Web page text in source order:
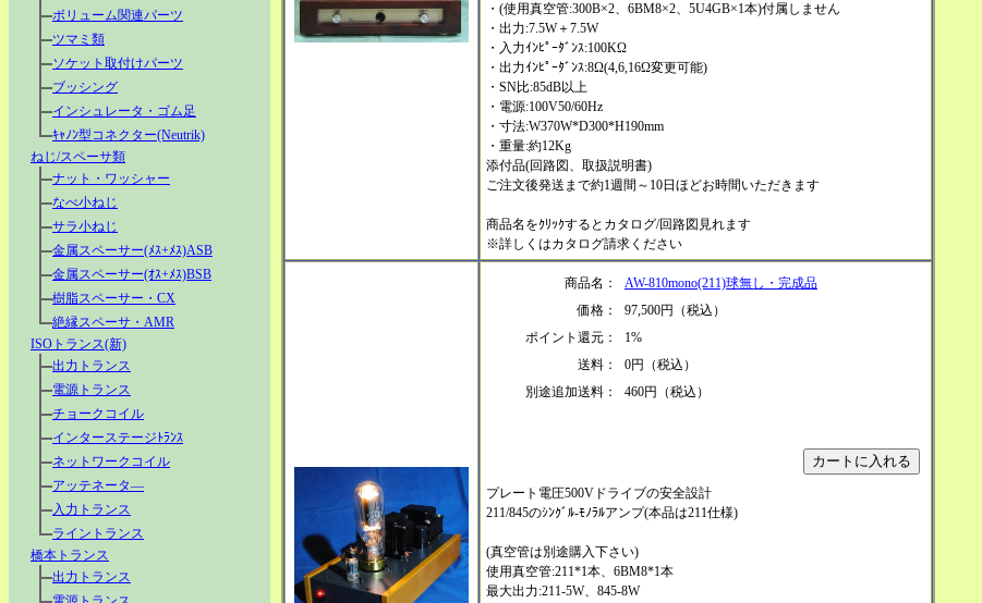
ボリューム関連パーツ
ツマミ類
ソケット取付けパーツ
ブッシング
インシュレータ・ゴム足
ｷｬﾉﾝ型コネクター(Neutrik)
ねじ/スペーサ類
ナット・ワッシャー
なべ小ねじ
サラ小ねじ
金属スペーサー(ﾒｽ+ﾒｽ)ASB
金属スペーサー(ｵｽ+ﾒｽ)BSB
樹脂スペーサー・CX
絶縁スペーサ・AMR
ISOトランス(新)
出力トランス
電源トランス
チョークコイル
インターステージﾄﾗﾝｽ
ネットワークコイル
アッテネータ―
入力トランス
ライントランス
橋本トランス
出力トランス
・(使用真空管:300B×2、6BM8×2、5U4GB×1本)付属しません
・出力:7.5W＋7.5W
・入力ｲﾝﾋﾟｰﾀﾞﾝｽ:100KΩ
・出力ｲﾝﾋﾟｰﾀﾞﾝｽ:8Ω(4,6,16Ω変更可能)
・SN比:85dB以上
・電源:100V50/60Hz
・寸法:W370W*D300*H190mm
・重量:約12Kg
添付品(回路図、取扱説明書)
ご注文後発送まで約1週間～10日ほどお時間いただきます
商品名をｸﾘｯｸするとカタログ/回路図見れます
※詳しくはカタログ請求ください
商品名：
AW-810mono(211)球無し・完成品
価格：
97,500円（税込）
ポイント還元：
1%
送料：
0円（税込）
別途追加送料：
460円（税込）
プレート電圧500Vドライブの安全設計
211/845のｼﾝｸﾞﾙ-ﾓﾉﾗﾙアンプ(本品は211仕様)
(真空管は別途購入下さい)
使用真空管:211*1本、6BM8*1本
最大出力:211-5W、845-8W